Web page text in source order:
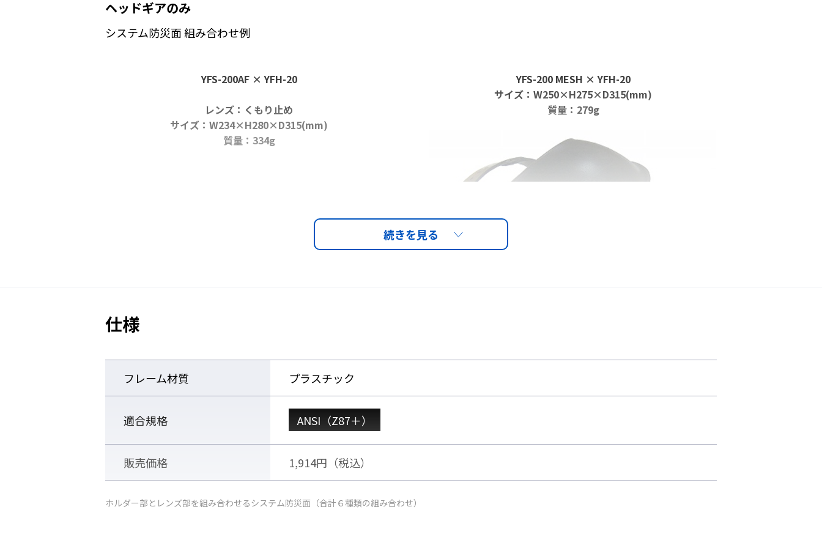
ヘッドギアのみ
システム防災面 組み合わせ例
YFS-200AF × YFH-20
レンズ：くもり止め
サイズ：W234×H280×D315(mm)
質量：334g
YFS-200 MESH × YFH-20
サイズ：W250×H275×D315(mm)
質量：279g
仕様
フレーム材質 プラスチック
適合規格 ANSI（Z87＋）
販売価格 1,914円（税込）
ホルダー部とレンズ部を組み合わせるシステム防災面（合計６種類の組み合わせ）